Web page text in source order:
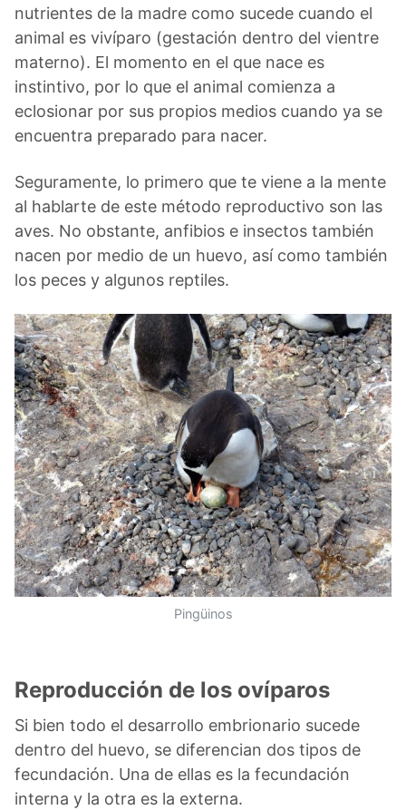
nutrientes de la madre como sucede cuando el
animal es vivíparo (gestación dentro del vientre
materno). El momento en el que nace es
instintivo, por lo que el animal comienza a
eclosionar por sus propios medios cuando ya se
encuentra preparado para nacer.
Seguramente, lo primero que te viene a la mente
al hablarte de este método reproductivo son las
aves. No obstante, anfibios e insectos también
nacen por medio de un huevo, así como también
los peces y algunos reptiles.
Pingüinos
Reproducción de los ovíparos
Si bien todo el desarrollo embrionario sucede
dentro del huevo, se diferencian dos tipos de
fecundación. Una de ellas es la fecundación
interna y la otra es la externa.